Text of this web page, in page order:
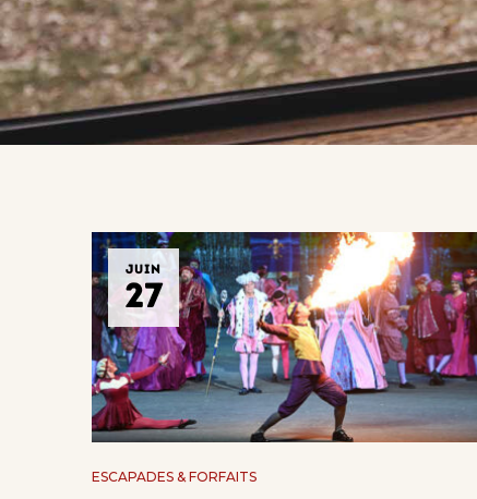
JUIN
27
ESCAPADES & FORFAITS